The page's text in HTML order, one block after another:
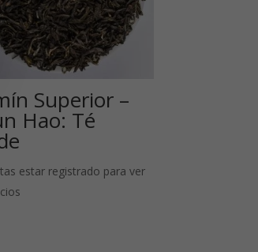
Superior –
Hao: Té
estar registrado para ver